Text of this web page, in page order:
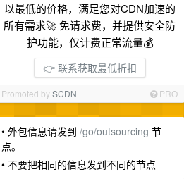
以最低的价格，满足您对CDN加速的
所有需求🚀 免请求费，并提供安全防
护功能，仅计费正常流量💰
👉 联系获取最低折扣
Promoted bySCDN PRO
• 外包信息请发到 /go/outsourcing 节
点。
• 不要把相同的信息发到不同的节点